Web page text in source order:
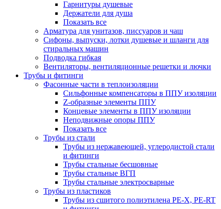
Гарнитуры душевые
Держатели для душа
Показать все
Арматура для унитазов, писсуаров и чаш
Сифоны, выпуски, лотки душевые и шланги для
стиральных машин
Подводка гибкая
Вентиляторы, вентиляционные решетки и лючки
Трубы и фитинги
Фасонные части в теплоизоляции
Cильфонные компенсаторы в ППУ изоляции
Z-образные элементы ППУ
Концевые элементы в ППУ изоляции
Неподвижные опоры ППУ
Показать все
Трубы из стали
Трубы из нержавеющей, углеродистой стали
и фитинги
Трубы стальные бесшовные
Трубы стальные ВГП
Трубы стальные электросварные
Трубы из пластиков
Трубы из сшитого полиэтилена PE-X, PE-RT